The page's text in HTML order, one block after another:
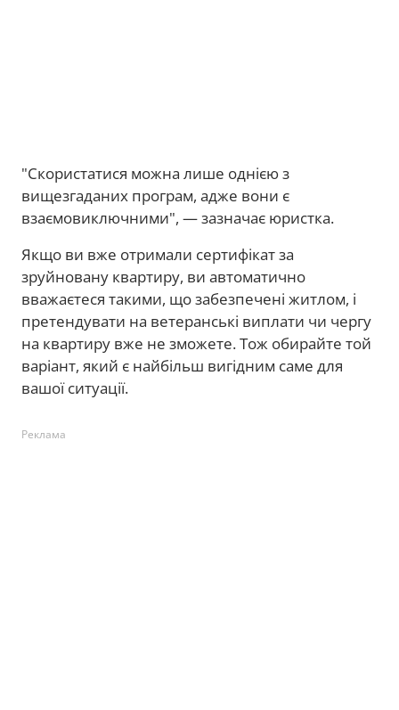
"Скористатися можна лише однією з
вищезгаданих програм, адже вони є
взаємовиключними", — зазначає юристка.
Якщо ви вже отримали сертифікат за
зруйновану квартиру, ви автоматично
вважаєтеся такими, що забезпечені житлом, і
претендувати на ветеранські виплати чи чергу
на квартиру вже не зможете. Тож обирайте той
варіант, який є найбільш вигідним саме для
вашої ситуації.
Реклама